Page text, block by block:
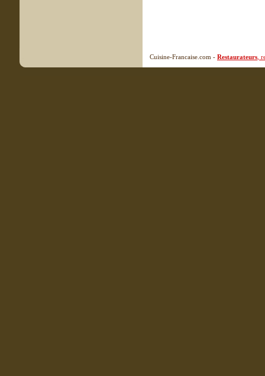
Cuisine-Francaise.com - Restaurateurs ,